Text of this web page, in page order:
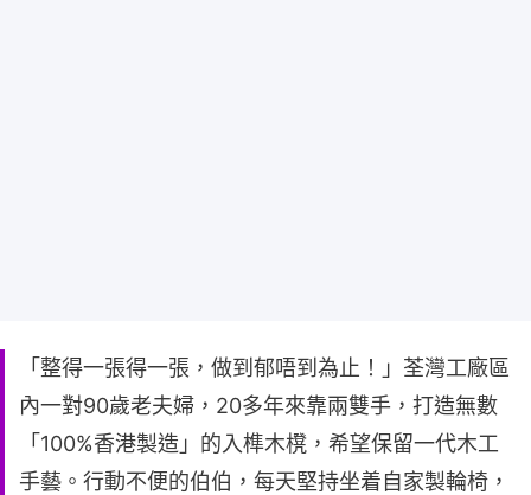
「整得一張得一張，做到郁唔到為止！」荃灣工廠區
內一對90歲老夫婦，20多年來靠兩雙手，打造無數
「100%香港製造」的入榫木櫈，希望保留一代木工
手藝。行動不便的伯伯，每天堅持坐着自家製輪椅，